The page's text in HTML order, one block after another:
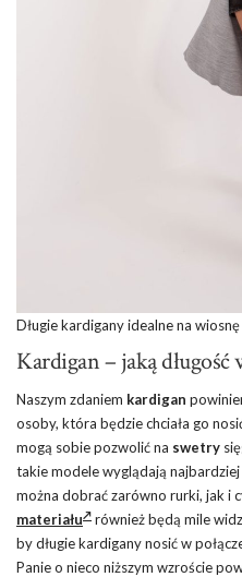
Długie kardigany idealne na wiosnę
Kardigan – jaką długość
Naszym zdaniem kardigan
osoby, która będzie chciała go
mogą sobie pozwolić na swetry
takie modele wyglądają
można dobrać zarówno rurki, jak i
materiału
również będą mile
by długie kardigany nosić w
Panie o nieco niższym wzroście